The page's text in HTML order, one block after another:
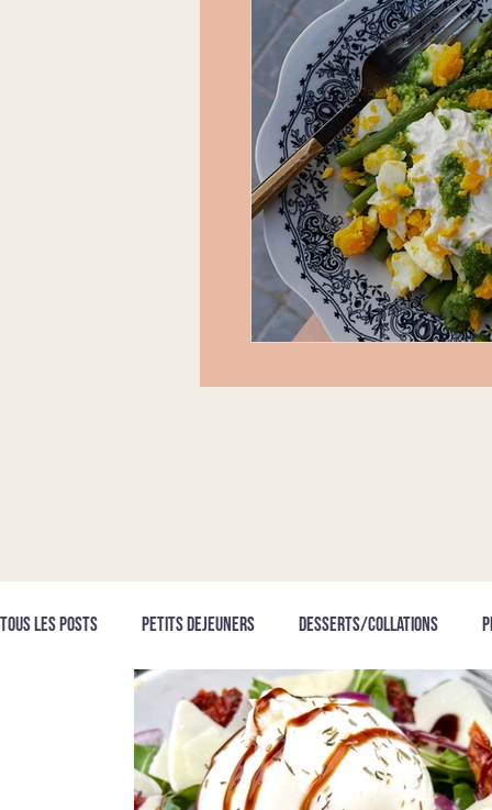
Tous les posts PETITS DEJEUNERS DESSERTS/COLLATIONS